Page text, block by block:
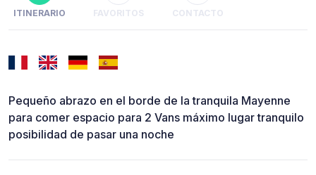
ITINERARIO FAVORITOS CONTACTO
Pequeño abrazo en el borde de la tranquila Mayenne
para comer espacio para 2 Vans máximo lugar tranquilo
posibilidad de pasar una noche